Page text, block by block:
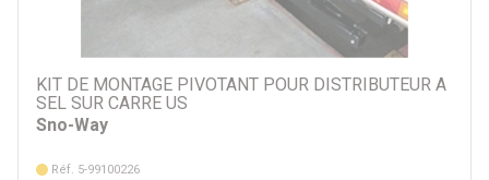
KIT DE MONTAGE PIVOTANT POUR DISTRIBUTEUR A
SEL SUR CARRE US
Sno-Way
Réf. 5-99100226
Par véhicule